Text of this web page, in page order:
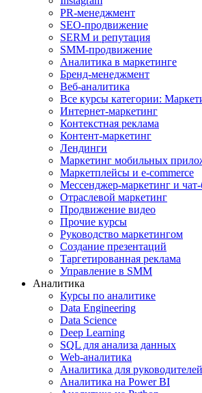
PR-менеджмент
SEO-продвижение
SERM и репутация
SMM-продвижение
Аналитика в маркетинге
Бренд-менеджмент
Веб-аналитика
Все курсы категории:
Интернет-маркетинг
Контекстная реклама
Контент-маркетинг
Лендинги
Маркетинг мобильных
Маркетплейсы и e-commerce
Мессенджер-маркетинг и
Отраслевой маркетинг
Продвижение видео
Прочие курсы
Руководство маркетингом
Создание презентаций
Таргетированная реклама
Управление в SMM
Аналитика
Курсы по аналитике
Data Engineering
Data Science
Deep Learning
SQL для анализа данных
Web-аналитика
Аналитика для руководителей
Аналитика на Power BI